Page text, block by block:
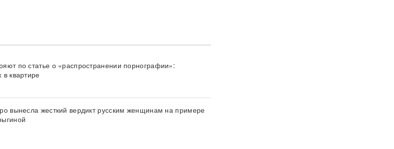
по статье о «распространении порнографии»:
квартире
вынесла жесткий вердикт русским женщинам на примере